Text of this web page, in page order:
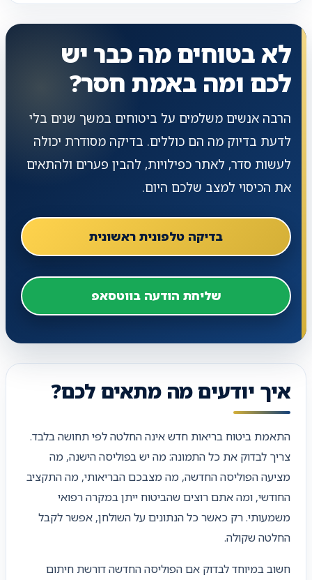
לא בטוחים מה כבר יש
לכם ומה באמת חסר?
הרבה אנשים משלמים על ביטוחים במשך שנים בלי
לדעת בדיוק מה הם כוללים. בדיקה מסודרת יכולה
לעשות סדר, לאתר כפילויות, להבין פערים ולהתאים
את הכיסוי למצב שלכם היום.
בדיקה טלפונית ראשונית
שליחת הודעה בווטסאפ
איך יודעים מה מתאים לכם?
התאמת ביטוח בריאות חדש אינה החלטה לפי תחושה בלבד.
צריך לבדוק את כל התמונה: מה יש בפוליסה הישנה, מה
מציעה הפוליסה החדשה, מה מצבכם הבריאותי, מה התקציב
החודשי, ומה אתם רוצים שהביטוח ייתן במקרה רפואי
משמעותי. רק כאשר כל הנתונים על השולחן, אפשר לקבל
החלטה שקולה.
חשוב במיוחד לבדוק אם הפוליסה החדשה דורשת חיתום